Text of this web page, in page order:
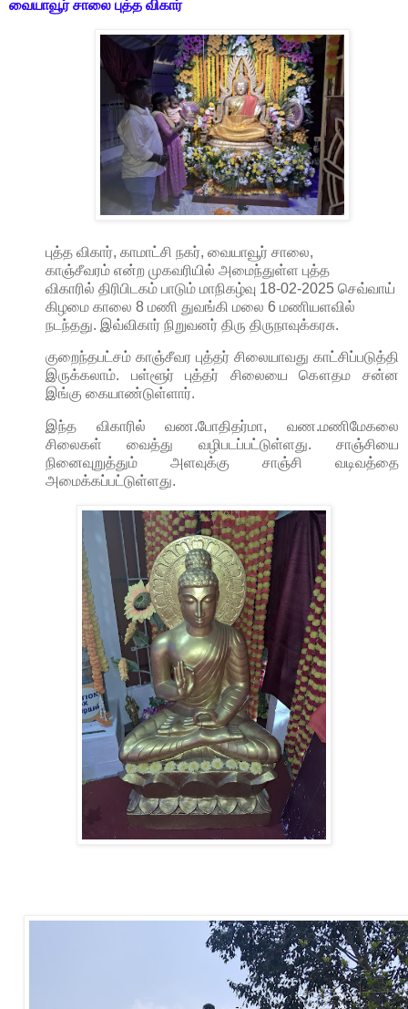
வையாவூர் சாலை புத்த விகார்
புத்த விகார், காமாட்சி நகர், வையாவூர் சாலை,
காஞ்சீவரம் என்ற முகவரியில் அமைந்துள்ள புத்த
விகாரில் திரிபிடகம் பாடும் மாநிகழ்வு 18-02-2025 செவ்வாய்
கிழமை காலை 8 மணி துவங்கி மலை 6 மணியளவில்
நடந்தது. இவ்விகார் நிறுவனர் திரு திருநாவுக்கரசு.
குறைந்தபட்சம் காஞ்சீவர புத்தர் சிலையாவது காட்சிப்படுத்தி
இருக்கலாம். பள்ளூர் புத்தர் சிலையை கௌதம சன்ன
இங்கு கையாண்டுள்ளார்.
இந்த விகாரில் வண.போதிதர்மா, வண.மணிமேகலை
சிலைகள் வைத்து வழிபடப்பட்டுள்ளது. சாஞ்சியை
நினைவுறுத்தும் அளவுக்கு சாஞ்சி வடிவத்தை
அமைக்கப்பட்டுள்ளது.